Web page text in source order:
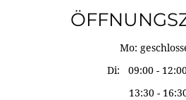
Mo:
Di: 09:00 -
13:30 -